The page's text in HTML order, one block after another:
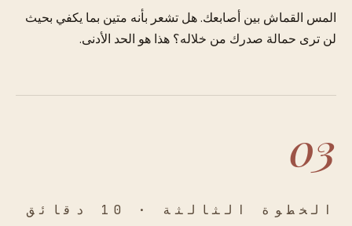
المس القماش بين أصابعك. هل تشعر بأنه متين بما يكفي بحيث
لن ترى حمالة صدرك من خلاله؟ هذا هو الحد الأدنى.
03
الخطوة الثالثة · 10 دقائق